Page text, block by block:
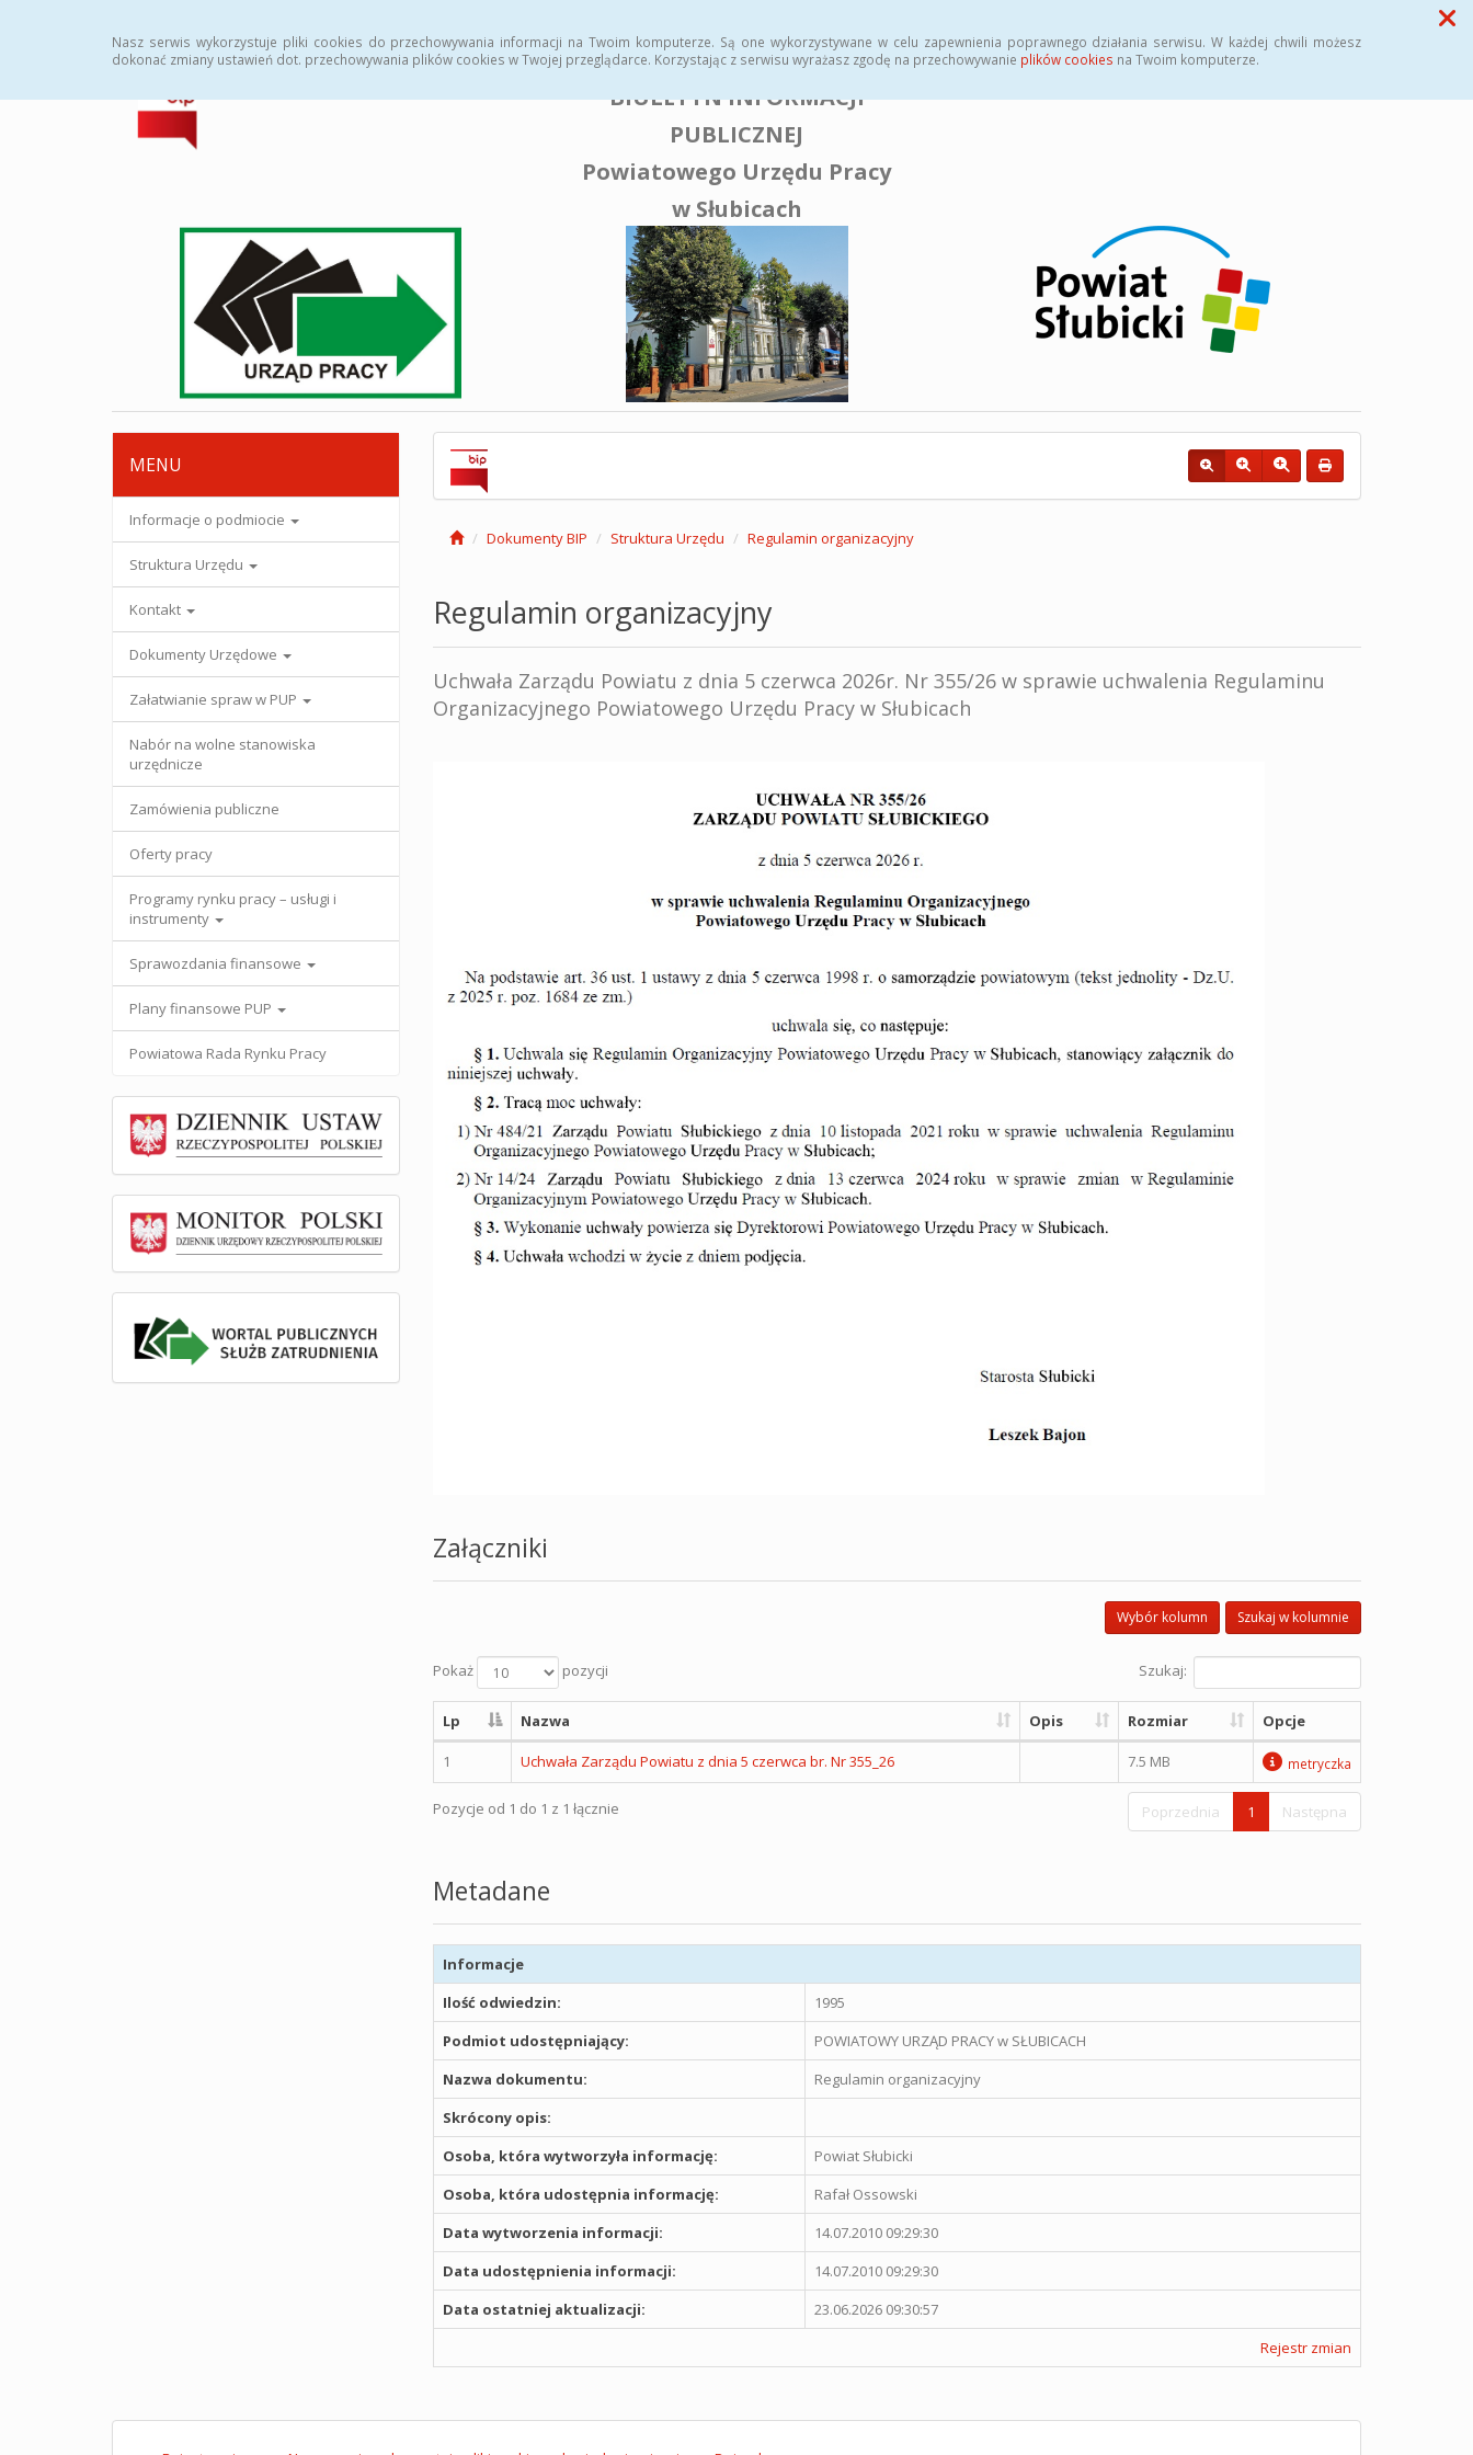
Nasz serwis wykorzystuje pliki cookies do przechowywania informacji na Twoim komputerze. Są one wykorzystywane w celu zapewnienia poprawnego działania serwisu. W każdej chwili możesz
dokonać zmiany ustawień dot. przechowywania plików cookies w Twojej przeglądarce. Korzystając z serwisu wyrażasz zgodę na przechowywanie plików cookies na Twoim komputerze.
Przycisk wyszukaj duży
BIULETYN INFORMACJI
PUBLICZNEJ
Powiatowego Urzędu Pracy
w Słubicach
MENU
Informacje o podmiocie
Struktura Urzędu
Kontakt
Dokumenty Urzędowe
Załatwianie spraw w PUP
Nabór na wolne stanowiska
urzędnicze
Zamówienia publiczne
Oferty pracy
Programy rynku pracy – usługi i
instrumenty
Sprawozdania finansowe
Plany finansowe PUP
Powiatowa Rada Rynku Pracy
Dokumenty BIP Struktura Urzędu Regulamin organizacyjny
Regulamin organizacyjny
Uchwała Zarządu Powiatu z dnia 5 czerwca 2026r. Nr 355/26 w sprawie uchwalenia Regulaminu
Organizacyjnego Powiatowego Urzędu Pracy w Słubicach
Załączniki
Szukaj w kolumnie
Wybór kolumn
Pokaż pozycji Szukaj:
Lp Nazwa Opis Rozmiar Opcje
1 Uchwała Zarządu Powiatu z dnia 5 czerwca br. Nr 355_26 7.5 MB metryczka
Pozycje od 1 do 1 z 1 łącznie Poprzednia 1 Następna
Metadane
Informacje
Ilość odwiedzin:
1995
Podmiot udostępniający:
POWIATOWY URZĄD PRACY w SŁUBICACH
Nazwa dokumentu:
Regulamin organizacyjny
Skrócony opis:
Osoba, która wytworzyła informację:
Powiat Słubicki
Osoba, która udostępnia informację:
Rafał Ossowski
Data wytworzenia informacji:
14.07.2010 09:29:30
Data udostępnienia informacji:
14.07.2010 09:29:30
Data ostatniej aktualizacji:
23.06.2026 09:30:57
Rejestr zmian